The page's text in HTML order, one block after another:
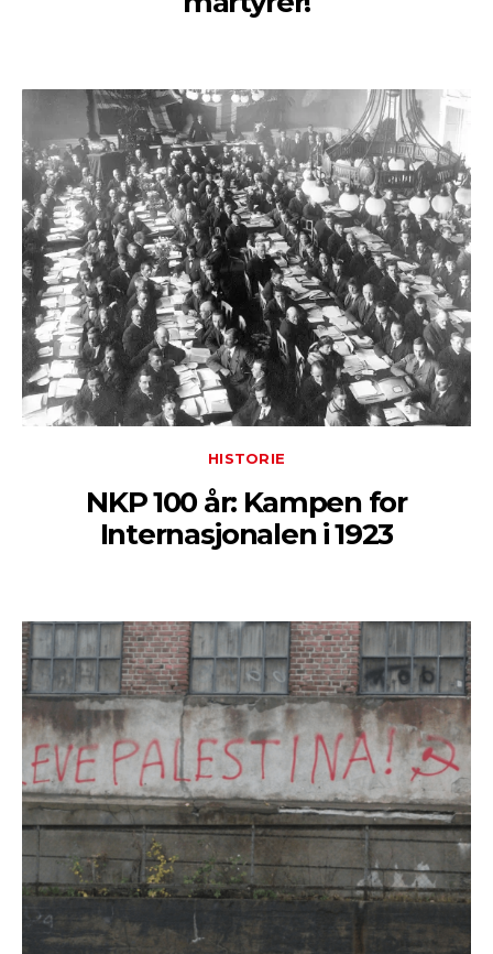
HISTORIE
NKP 100 år: Kampen for
Internasjonalen i 1923